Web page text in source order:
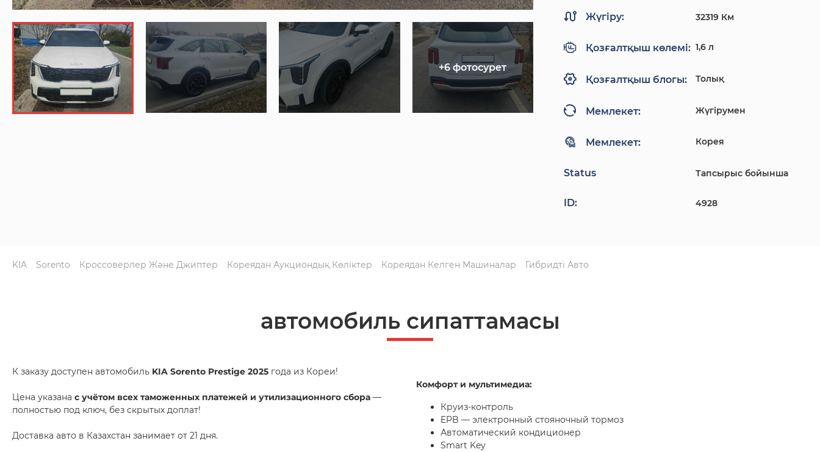
+6 фотосурет
Жүгіру: 32319 Км
Қозғалтқыш көлемі: 1,6 л
Қозғалтқыш блогы: Толық
Мемлекет: Жүгірумен
Мемлекет: Корея
Status Тапсырыс бойынша
ID: 4928
KIA Sorento Кроссоверлер Және Джиптер Кореядан Аукциондық Көліктер Кореядан Келген Машиналар Гибридті Авто
автомобиль сипаттамасы
К заказу доступен автомобиль KIA Sorento Prestige 2025 года из Кореи!
Цена указана с учётом всех таможенных платежей и утилизационного сбора —
полностью под ключ, без скрытых доплат!
Доставка авто в Казахстан занимает от 21 дня.
Комфорт и мультимедиа:
Круиз-контроль
EPB — электронный стояночный тормоз
Автоматический кондиционер
Smart Key